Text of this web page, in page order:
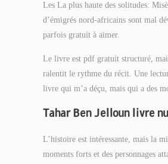
Les La plus haute des solitudes:
d’émigrés nord-africains sont mal
parfois gratuit à aimer.
Le livre est pdf gratuit structuré,
ralentit le rythme du récit. Une
livre qui m’a déçu, mais qui a des
Tahar Ben Jelloun livre
L’histoire est intéressante, mais la
moments forts et des personnages